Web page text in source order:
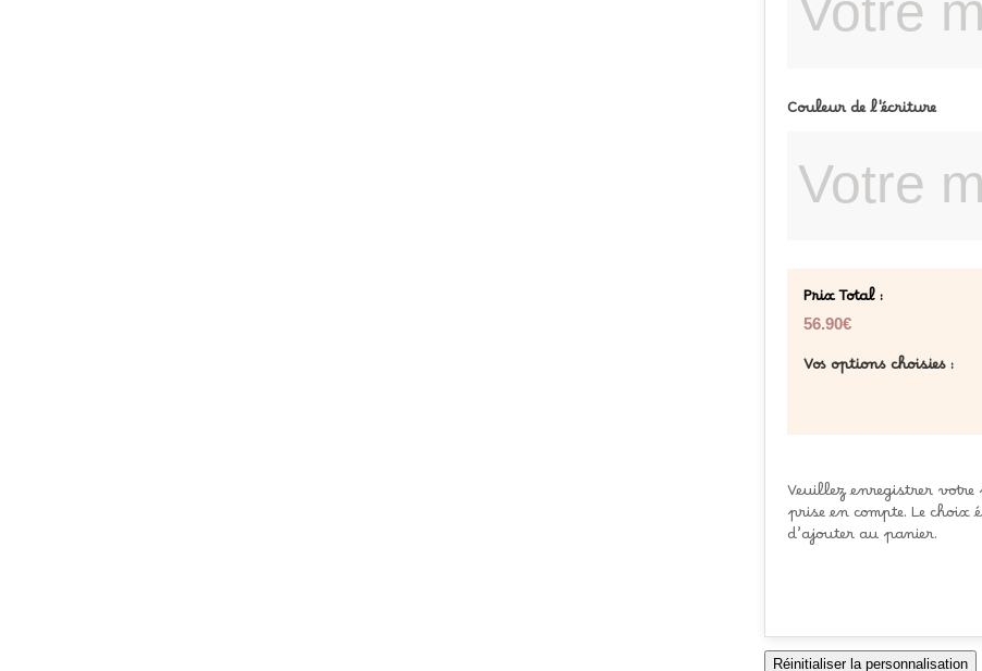
Couleur de l'écriture
Prix Total :
56.90€
Vos options choisies :
Veuillez enregistrer
prise en compte. Le
d’ajouter au panier.
Réinitialiser la personnalisation